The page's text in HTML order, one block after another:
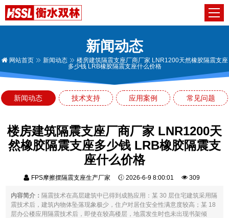
新闻动态
网站首页 新闻动态
楼房建筑隔震支座厂商厂家 LNR1200天然橡胶隔震支座
多少钱 LRB橡胶隔震支座什么价格
新闻动态 技术支持 应用案例 常见问题
楼房建筑隔震支座厂商厂家 LNR1200天
然橡胶隔震支座多少钱 LRB橡胶隔震支
座什么价格
FPS摩擦摆隔震支座生产厂家 2026-6-9 8:00:01 309
内容简介：隔震技术在高层建筑中已得到成熟应用：某 30 层住宅建筑采用隔
震技术后，建筑内物体坠落现象极少，住户对居住安全性满意度较高；某 18
层办公楼应用隔震技术后，即使在较高楼层，地震发生时也未出现书架倾